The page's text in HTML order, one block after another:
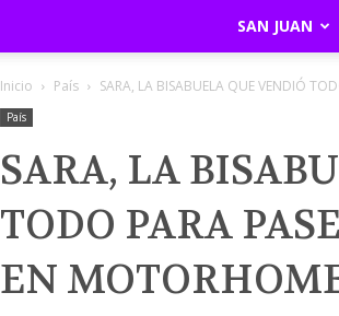
SAN JUAN
Inicio País SARA, LA BISABUELA QUE VENDIÓ
País
SARA, LA
TODO PARA
EN